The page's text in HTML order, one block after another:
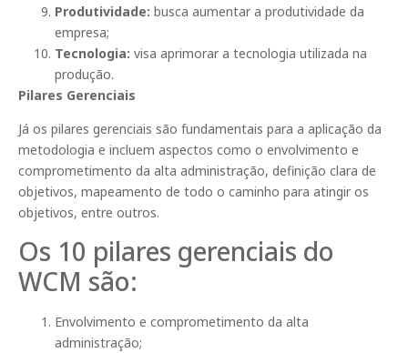
Produtividade: busca aumentar a produtividade da
empresa;
Tecnologia: visa aprimorar a tecnologia utilizada na
produção.
Pilares Gerenciais
Já os pilares gerenciais são fundamentais para a aplicação da
metodologia e incluem aspectos como o envolvimento e
comprometimento da alta administração, definição clara de
objetivos, mapeamento de todo o caminho para atingir os
objetivos, entre outros.
Os 10 pilares gerenciais do
WCM são:
Envolvimento e comprometimento da alta
administração;